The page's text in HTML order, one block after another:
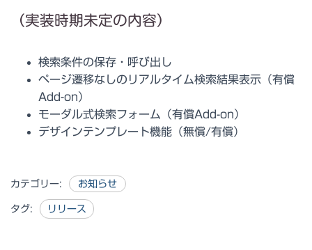
（実装時期未定の内容）
検索条件の保存・呼び出し
ページ遷移なしのリアルタイム検索結果表示（有償
Add-on）
モーダル式検索フォーム（有償Add-on）
デザインテンプレート機能（無償/有償）
カテゴリー: お知らせ
タグ: リリース